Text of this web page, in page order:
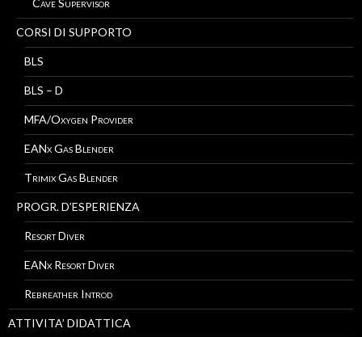
Cave Supervisor
CORSI DI SUPPORTO
BLS
BLS – D
MFA/Oxygen Provider
EANx Gas Blender
Trimix Gas Blender
PROGR. D’ESPERIENZA
Resort Diver
EANx Resort Diver
Rebreather Introd
ATTIVITA’ DIDATTICA